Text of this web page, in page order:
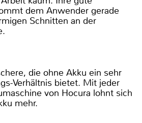
dem Anwender gerade
Schnitten an der
die ohne Akku ein sehr
Verhältnis bietet. Mit jeder
von Hocura lohnt sich
mehr.